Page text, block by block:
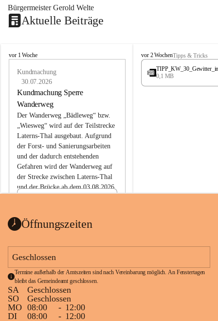
Bürgermeister Gerold Welte
Aktuelle Beiträge
L
vor 1 Woche
Kundmachung
30.07.2026
Kundmachung Sperre
Wanderweg
Der Wanderweg „Bädleweg“ bzw.
„Wiesweg“ wird auf der Teilstrecke
Laterns-Thal ausgebaut. Aufgrund
der Forst- und Sanierungsarbeiten
und der dadurch entstehenden
Gefahren wird der Wanderweg auf
der Strecke zwischen Laterns-Thal
und der Brücke ab dem 03.08.2026
ht
1 Seite•0,1 MB
L
a
e
vor 2 WochenTipps & Tricks
0,1 MB
Öffnungszeiten
Geschlossen
Termine außerhalb der Amtszeiten sind nach Vereinbarung möglich. An Fenstertagen
bleibt das Gemeindeamt geschlossen.
SA
Geschlossen
SO
Geschlossen
MO 08:00 - 12:00
DI
08:00 - 12:00